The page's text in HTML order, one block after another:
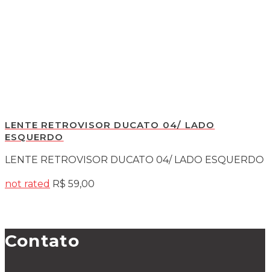
LENTE RETROVISOR DUCATO 04/ LADO
ESQUERDO
LENTE RETROVISOR DUCATO 04/ LADO ESQUERDO
not rated R$ 59,00
Contato